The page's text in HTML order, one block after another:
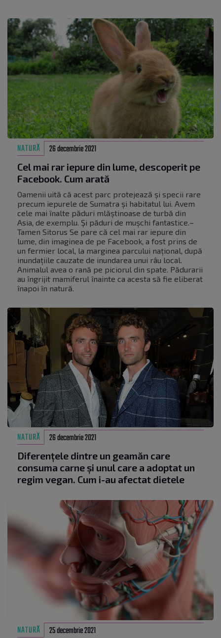
NATURĂ 26 decembrie 2021
Cel mai rar iepure din lume, descoperit pe
Facebook. Cum arată
Oamenii uită că acest parc protejează și specii rare
precum iepurele de Sumatra și habitatul lui. Avem
cele mai înalte păduri mlăștinoase de turbă din
Asia, de exemplu. Și păduri de mușchi fantastice.–
Tamen Sitorus Se pare că cel mai rar iepure din
lume, din imaginea de pe Facebook, a fost prins de
un fermier local, la marginea parcului național, după
inundațiile cauzate de inundarea unui râu local.
Animalul avea o rană pe piciorul din spate. Pădurarii
au îngrijit mamiferul înainte ca acesta să fie eliberat
înapoi în natură.
NATURĂ 26 decembrie 2021
Diferențele dintre un geamăn care
consuma carne și unul care a adoptat un
regim vegan. Cum i-au afectat dietele
NATURĂ 25 decembrie 2021